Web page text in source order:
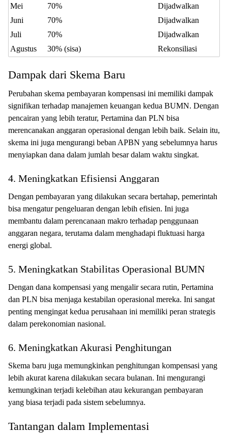
Mei 70%
Dijadwalkan
Juni
70%
Dijadwalkan
Juli
70%
Dijadwalkan
Agustus
30% (sisa) Rekonsiliasi
Dampak dari Skema Baru
Perubahan skema pembayaran kompensasi ini memiliki dampak
signifikan terhadap manajemen keuangan kedua BUMN. Dengan
pencairan yang lebih teratur, Pertamina dan PLN bisa
merencanakan anggaran operasional dengan lebih baik. Selain itu,
skema ini juga mengurangi beban APBN yang sebelumnya harus
menyiapkan dana dalam jumlah besar dalam waktu singkat.
4. Meningkatkan Efisiensi Anggaran
Dengan pembayaran yang dilakukan secara bertahap, pemerintah
bisa mengatur pengeluaran dengan lebih efisien. Ini juga
membantu dalam perencanaan makro terhadap penggunaan
anggaran negara, terutama dalam menghadapi fluktuasi harga
energi global.
5. Meningkatkan Stabilitas Operasional BUMN
Dengan dana kompensasi yang mengalir secara rutin, Pertamina
dan PLN bisa menjaga kestabilan operasional mereka. Ini sangat
penting mengingat kedua perusahaan ini memiliki peran strategis
dalam perekonomian nasional.
6. Meningkatkan Akurasi Penghitungan
Skema baru juga memungkinkan penghitungan kompensasi yang
lebih akurat karena dilakukan secara bulanan. Ini mengurangi
kemungkinan terjadi kelebihan atau kekurangan pembayaran
yang biasa terjadi pada sistem sebelumnya.
Tantangan dalam Implementasi